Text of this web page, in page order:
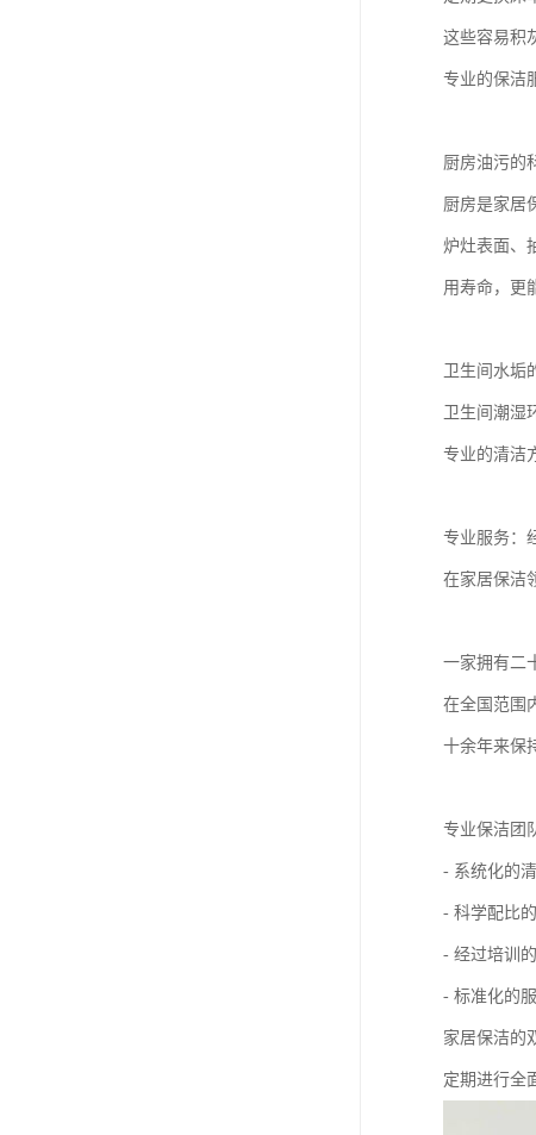
这些容易积
专业的保洁
厨房油污的
厨房是家居
炉灶表面、
用寿命，更
卫生间水垢
卫生间潮
专业的清洁
专业服务：
在家居保洁
一家拥有二
在全国范围
十余年来保
专业保洁团
- 系统化的
- 科学配比
- 经过培训
- 标准化的
家居保洁的
定期进行全